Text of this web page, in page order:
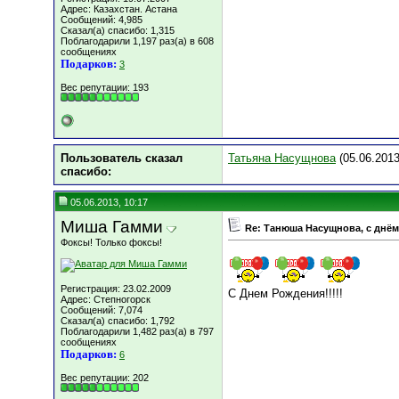
Адрес: Казахстан. Астана
Сообщений: 4,985
Сказал(а) спасибо: 1,315
Поблагодарили 1,197 раз(а) в 608
сообщениях
Подарков: 3
Вес репутации: 193
Пользователь сказал
cпасибо:
Татьяна Насущнова
05.06.2013, 10:17
Миша Гамми
Фоксы! Только фоксы!
Регистрация: 23.02.2009
Адрес: Степногорск
Сообщений: 7,074
Сказал(а) спасибо: 1,792
Поблагодарили 1,482 раз(а) в 797
сообщениях
Подарков: 6
Вес репутации: 202
Re: Танюша Насущнова, с
С Днем Рождения!!!!!